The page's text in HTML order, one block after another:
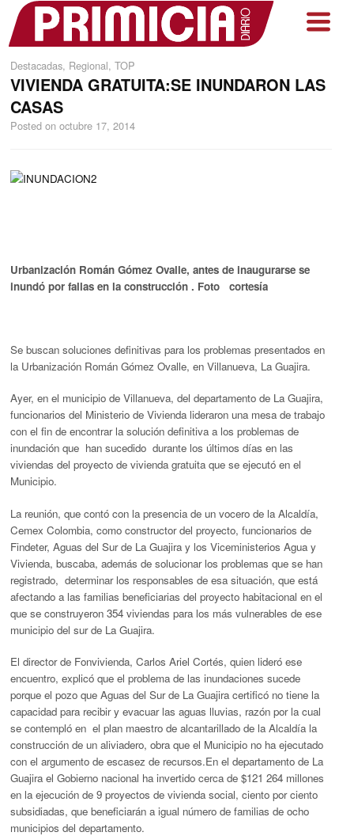
Destacadas, Regional, TOP
VIVIENDA GRATUITA:SE INUNDARON LAS
CASAS
Posted on octubre 17, 2014
Urbanización Román Gómez Ovalle, antes de inaugurarse se
inundó por fallas en la construcción . Foto cortesía
Se buscan soluciones definitivas para los problemas presentados en
la Urbanización Román Gómez Ovalle, en Villanueva, La Guajira.
Ayer, en el municipio de Villanueva, del departamento de La Guajira,
funcionarios del Ministerio de Vivienda lideraron una mesa de trabajo
con el fin de encontrar la solución definitiva a los problemas de
inundación que han sucedido durante los últimos días en las
viviendas del proyecto de vivienda gratuita que se ejecutó en el
Municipio.
La reunión, que contó con la presencia de un vocero de la Alcaldía,
Cemex Colombia, como constructor del proyecto, funcionarios de
Findeter, Aguas del Sur de La Guajira y los Viceministerios Agua y
Vivienda, buscaba, además de solucionar los problemas que se han
registrado, determinar los responsables de esa situación, que está
afectando a las familias beneficiarias del proyecto habitacional en el
que se construyeron 354 viviendas para los más vulnerables de ese
municipio del sur de La Guajira.
El director de Fonvivienda, Carlos Ariel Cortés, quien lideró ese
encuentro, explicó que el problema de las inundaciones sucede
porque el pozo que Aguas del Sur de La Guajira certificó no tiene la
capacidad para recibir y evacuar las aguas lluvias, razón por la cual
se contempló en el plan maestro de alcantarillado de la Alcaldía la
construcción de un aliviadero, obra que el Municipio no ha ejecutado
con el argumento de escasez de recursos.En el departamento de La
Guajira el Gobierno nacional ha invertido cerca de $121 264 millones
en la ejecución de 9 proyectos de vivienda social, ciento por ciento
subsidiadas, que beneficiarán a igual número de familias de ocho
municipios del departamento.